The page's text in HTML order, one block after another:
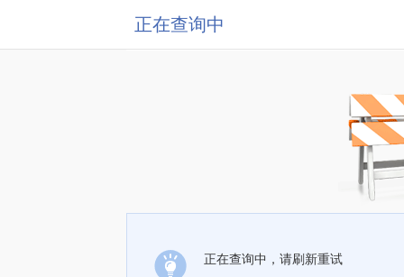
正在查询中
正在查询中，请刷新重试